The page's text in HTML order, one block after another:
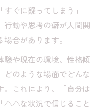
ぐに疑ってしまう」
行動や思考の癖が人間関
合があります。
験や現在の環境、性格傾
どのような場面でどんな
。これにより、「自分は
△△な状況で信じること